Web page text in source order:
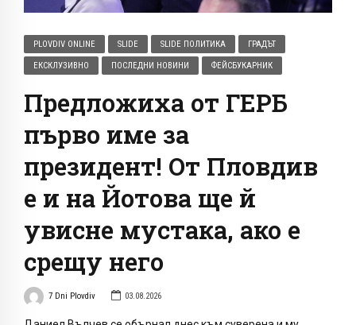
PLOVDIV ONLINE SLIDE SLIDE ПОЛИТИКА ГРАДЪТ
ЕКСКЛУЗИВНО ПОСЛЕДНИ НОВИНИ ФЕЙСБУКАРНИК
Предложиха от ГЕРБ
първо име за
президент! От Пловдив
е и на Йотова ще й
увисне мустака, ако е
срещу него
7 Dni Plovdiv 03.08.2026